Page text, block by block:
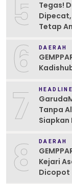
5
Tegas!
Tetap
6 DAERAH
7 HEADLINE
Tanpa
Siapkan
8 DAERAH
Kejari
Dicopot